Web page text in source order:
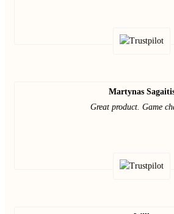
Martynas
Great product. Game